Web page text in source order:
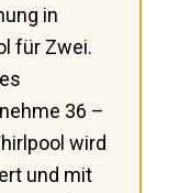
in
für Zwei.
36 –
wird
und mit